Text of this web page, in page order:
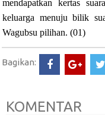
mendapatkan kertas
keluarga menuju bilik
Wagubsu pilihan. (01)
Bagikan:
KOMENTAR